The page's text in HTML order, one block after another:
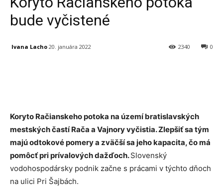
bude vyčistené
Ivana Lacho 20. januára 2022 0
2340
Koryto Račianskeho potoka na území bratislavských
mestských častí Rača a Vajnory vyčistia. Zlepšiť sa tým
majú odtokové pomery a zväčší sa jeho kapacita, čo má
pomôcť pri prívalových dažďoch.Slovenský
vodohospodársky podnik začne s prácami v týchto dňoch
na ulici Pri Šajbách.